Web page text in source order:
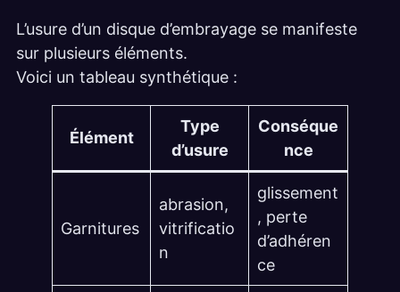
L’usure d’un disque d’embrayage se manifeste
sur plusieurs éléments.
Voici un tableau synthétique :
Élément
Type
d’usure
Conséque
nce
Garnitures
abrasion,
vitrificatio
n
glissement
, perte
d’adhéren
ce